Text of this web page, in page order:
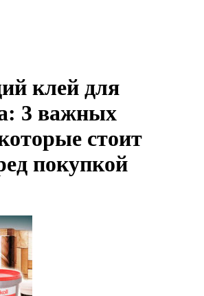
клей для
3 важных
стоит
покупкой